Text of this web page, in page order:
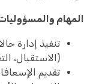
المهام
(الاستقبال،